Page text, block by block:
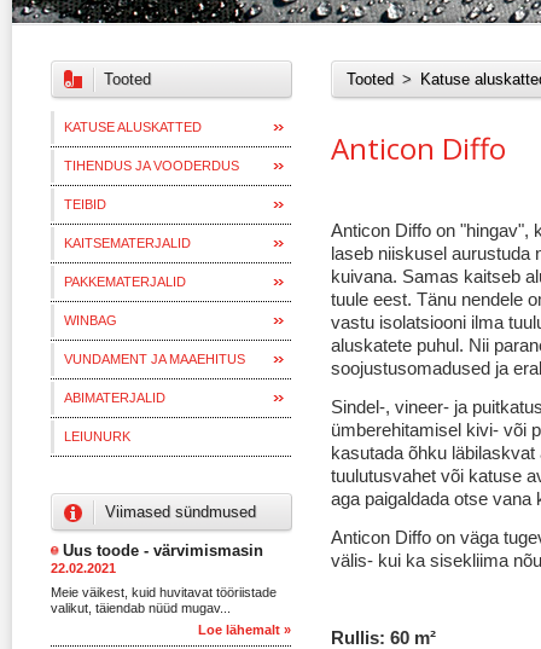
Tooted
KATUSE ALUSKATTED
TIHENDUS JA VOODERDUS
TEIBID
KAITSEMATERJALID
PAKKEMATERJALID
WINBAG
VUNDAMENT JA MAAEHITUS
ABIMATERJALID
LEIUNURK
Viimased sündmused
Uus toode - värvimismasin
22.02.2021
Meie väikest, kuid huvitavat tööriistade
valikut, täiendab nüüd mugav...
Loe lähemalt »
Tooted > Katuse
Anticon Diffo
Anticon Diffo on "hingav",
laseb niiskusel aurustuda
kuivana. Samas kaitseb
tuule eest. Tänu nendele
vastu isolatsiooni ilma
aluskatete puhul. Nii
soojustusomadused ja
Sindel-, vineer- ja
ümberehitamisel kivi- või
kasutada õhku
tuulutusvahet või katuse
aga paigaldada otse vana
Anticon Diffo on väga
välis- kui ka sisekliima
Rullis: 60 m²